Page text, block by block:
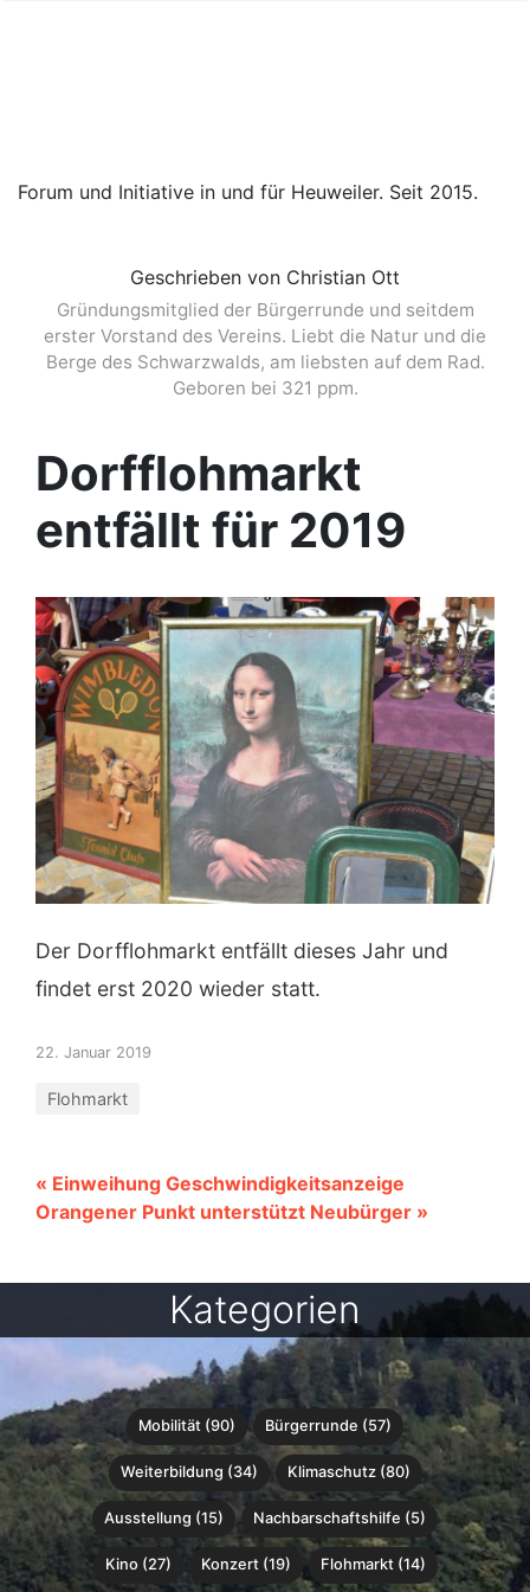
Forum und Initiative in und für Heuweiler. Seit 2015.
Geschrieben von Christian Ott
Gründungsmitglied der Bürgerrunde und seitdem
erster Vorstand des Vereins. Liebt die Natur und die
Berge des Schwarzwalds, am liebsten auf dem Rad.
Geboren bei 321 ppm.
Dorfflohmarkt
entfällt für 2019
Der Dorfflohmarkt entfällt dieses Jahr und
findet erst 2020 wieder statt.
22. Januar 2019
Flohmarkt
« Einweihung Geschwindigkeitsanzeige
Orangener Punkt unterstützt Neubürger »
Kategorien
Mobilität (90) Bürgerrunde (57)
Weiterbildung (34) Klimaschutz (80)
Ausstellung (15) Nachbarschaftshilfe (5)
Kino (27) Konzert (19) Flohmarkt (14)